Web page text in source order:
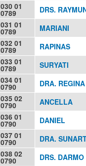
030 01
0789
DRS.
031 01
0789
MARIANI
032 01
0789
RAPINAS
033 01
0789
SURYATI
034 01
0790
DRA.
035 02
0790
ANCELLA
036 01
0790
DANIEL
037 01
0790
DRA.
038 02
0790
DRS. DARMO